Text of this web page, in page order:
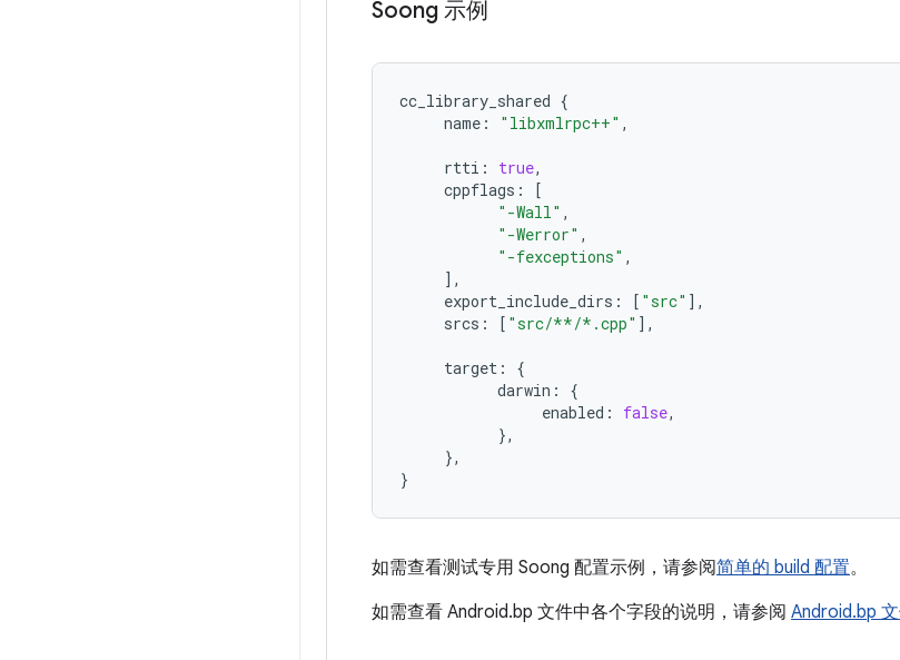
Soong 示例
cc_library_shared {
name : "libxmlrpc++" ,
rtti : true,
cppflags :
[
"-Wall" ,
"-Werror" ,
"-fexceptions" ,
],
export_include_dirs : [ "src" ],
srcs : [ "src/**/*.cpp" ],
target :
{
darwin :
{
enabled : false,
},
},
}
如需查看测试专用 Soong 配置示例，请参阅简单的 build 配置。
如需查看 Android.bp 文件中各个字段的说明，请参阅 Android.bp